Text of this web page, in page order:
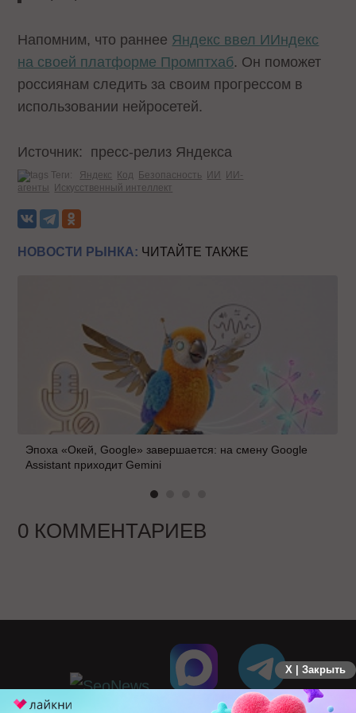
Напомним, что раннее Яндекс ввел ИИндекс
на своей платформе Промптхаб. Он поможет
россиянам следить за своим прогрессом в
использовании нейросетей.
Источник: пресс-релиз Яндекса
Теги: Яндекс Код Безопасность ИИ
ИИ-
агенты
Искусственный интеллект
НОВОСТИ РЫНКА: ЧИТАЙТЕ ТАКЖЕ
Эпоха «Окей, Google» завершается: на смену Google
Assistant приходит Gemini
0 КОММЕНТАРИЕВ
X | Закрыть